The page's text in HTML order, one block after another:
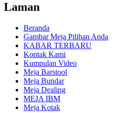
Laman
Beranda
Gambar Meja Pilihan Anda
KABAR TERBARU
Kontak Kami
Kumpulan Video
Meja Barstool
Meja Bundar
Meja Dealing
MEJA IBM
Meja Kotak